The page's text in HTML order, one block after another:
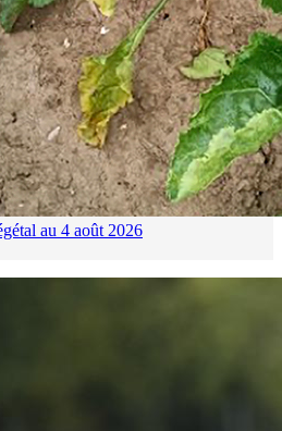
au 4 août 2026